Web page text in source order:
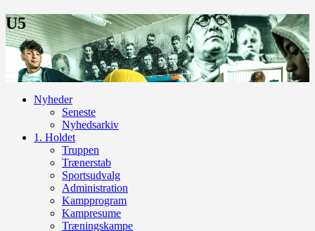
U5
Nyheder
Seneste
Nyhedsarkiv
1. Holdet
Truppen
Trænerstab
Sportsudvalg
Administration
Kampprogram
Kampresume
Træningskampe